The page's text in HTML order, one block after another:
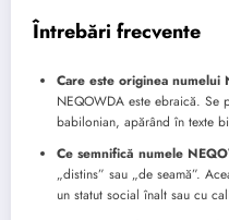
Întrebări frecvente
Care este originea numelui
NEQOWDA este ebraică. Se
babilonian, apărând în texte
Ce semnifică numele
„distins” sau „de seamă”.
un statut social înalt sau cu